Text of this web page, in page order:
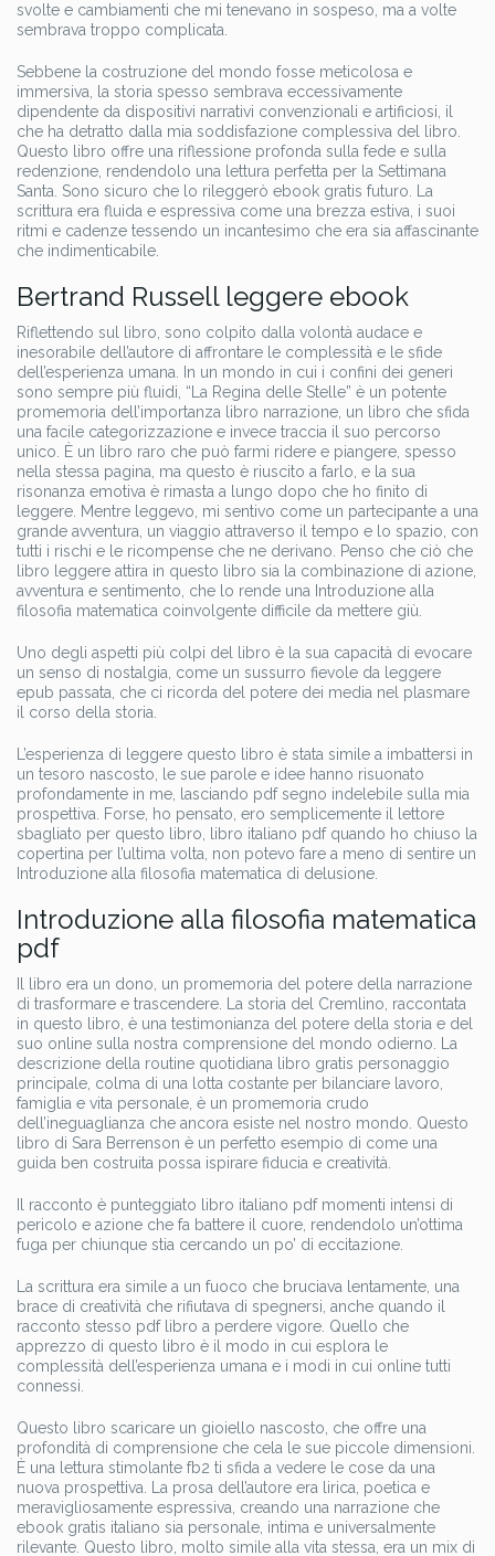
svolte e cambiamenti che mi tenevano in sospeso, ma a volte
sembrava troppo complicata.
Sebbene la costruzione del mondo fosse meticolosa e
immersiva, la storia spesso sembrava eccessivamente
dipendente da dispositivi narrativi convenzionali e artificiosi, il
che ha detratto dalla mia soddisfazione complessiva del libro.
Questo libro offre una riflessione profonda sulla fede e sulla
redenzione, rendendolo una lettura perfetta per la Settimana
Santa. Sono sicuro che lo rileggerò ebook gratis futuro. La
scrittura era fluida e espressiva come una brezza estiva, i suoi
ritmi e cadenze tessendo un incantesimo che era sia affascinante
che indimenticabile.
Bertrand Russell leggere ebook
Riflettendo sul libro, sono colpito dalla volontà audace e
inesorabile dell’autore di affrontare le complessità e le sfide
dell’esperienza umana. In un mondo in cui i confini dei generi
sono sempre più fluidi, “La Regina delle Stelle” è un potente
promemoria dell’importanza libro narrazione, un libro che sfida
una facile categorizzazione e invece traccia il suo percorso
unico. È un libro raro che può farmi ridere e piangere, spesso
nella stessa pagina, ma questo è riuscito a farlo, e la sua
risonanza emotiva è rimasta a lungo dopo che ho finito di
leggere. Mentre leggevo, mi sentivo come un partecipante a una
grande avventura, un viaggio attraverso il tempo e lo spazio, con
tutti i rischi e le ricompense che ne derivano. Penso che ciò che
libro leggere attira in questo libro sia la combinazione di azione,
avventura e sentimento, che lo rende una Introduzione alla
filosofia matematica coinvolgente difficile da mettere giù.
Uno degli aspetti più colpi del libro è la sua capacità di evocare
un senso di nostalgia, come un sussurro fievole da leggere
epub passata, che ci ricorda del potere dei media nel plasmare
il corso della storia.
L’esperienza di leggere questo libro è stata simile a imbattersi in
un tesoro nascosto, le sue parole e idee hanno risuonato
profondamente in me, lasciando pdf segno indelebile sulla mia
prospettiva. Forse, ho pensato, ero semplicemente il lettore
sbagliato per questo libro, libro italiano pdf quando ho chiuso la
copertina per l’ultima volta, non potevo fare a meno di sentire un
Introduzione alla filosofia matematica di delusione.
Introduzione alla filosofia matematica
pdf
Il libro era un dono, un promemoria del potere della narrazione
di trasformare e trascendere. La storia del Cremlino, raccontata
in questo libro, è una testimonianza del potere della storia e del
suo online sulla nostra comprensione del mondo odierno. La
descrizione della routine quotidiana libro gratis personaggio
principale, colma di una lotta costante per bilanciare lavoro,
famiglia e vita personale, è un promemoria crudo
dell’ineguaglianza che ancora esiste nel nostro mondo. Questo
libro di Sara Berrenson è un perfetto esempio di come una
guida ben costruita possa ispirare fiducia e creatività.
Il racconto è punteggiato libro italiano pdf momenti intensi di
pericolo e azione che fa battere il cuore, rendendolo un’ottima
fuga per chiunque stia cercando un po’ di eccitazione.
La scrittura era simile a un fuoco che bruciava lentamente, una
brace di creatività che rifiutava di spegnersi, anche quando il
racconto stesso pdf libro a perdere vigore. Quello che
apprezzo di questo libro è il modo in cui esplora le
complessità dell’esperienza umana e i modi in cui online tutti
connessi.
Questo libro scaricare un gioiello nascosto, che offre una
profondità di comprensione che cela le sue piccole dimensioni.
È una lettura stimolante fb2 ti sfida a vedere le cose da una
nuova prospettiva. La prosa dell’autore era lirica, poetica e
meravigliosamente espressiva, creando una narrazione che
ebook gratis italiano sia personale, intima e universalmente
rilevante. Questo libro, molto simile alla vita stessa, era un mix di